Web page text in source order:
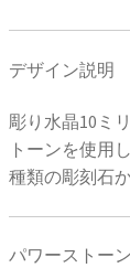
デザイン説明
彫り水晶10ミ
トーンを使用
種類の彫刻石
パワーストー